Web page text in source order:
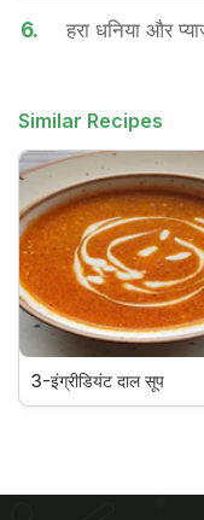
6. हरा धनिया और
Similar Recipes
3-इंग्रीडियंट दाल सूप